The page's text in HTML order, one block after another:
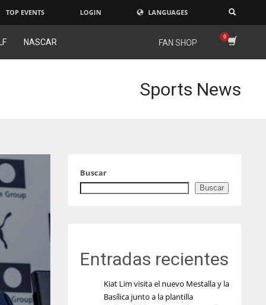
TOP EVENTS LOGIN LANGUAGES
NASCAR FAN SHOP
Sports News
Buscar
Buscar
Entradas recientes
Kiat Lim visita el nuevo Mestalla y la
Basílica junto a la plantilla